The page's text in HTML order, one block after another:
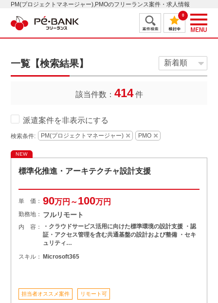
PM(プロジェクトマネージャー),PMOのフリーランス案件・求人情報
0
一覧【検索結果】
該当件数： 414件
派遣案件を非表示にする
検索条件: PM(プロジェクトマネージャー) PMO
NEW
標準化推進・アーキテクチャ設計支援
単 価： 90万円～100万円
勤務地： フルリモート
内 容：
・クラウドサービス活用に向けた標準環境の設計支援 ・認
証・アクセス管理を含む共通基盤の設計および整備 ・セキ
ュリティ…
スキル： Microsoft365
担当者オススメ案件 リモート可